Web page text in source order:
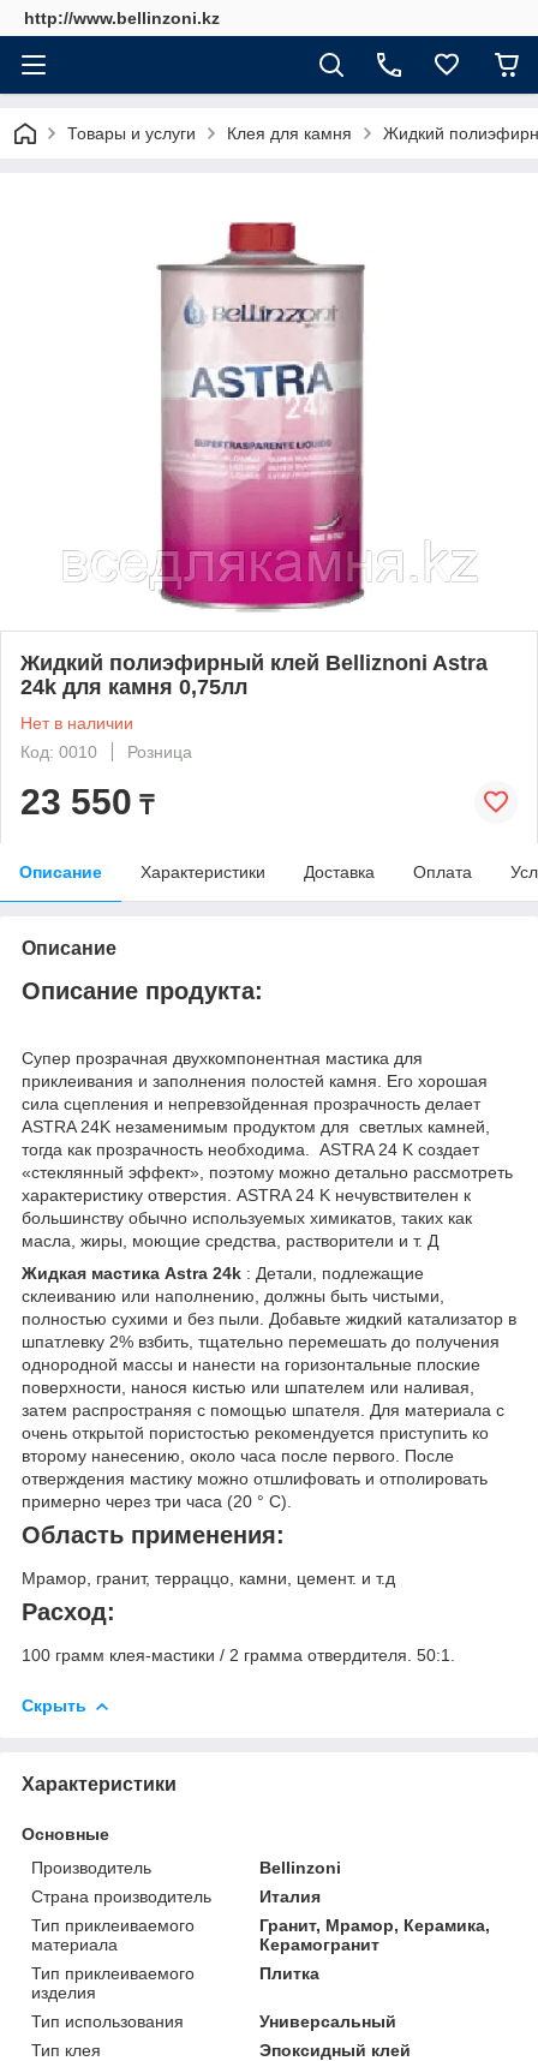
http://www.bellinzoni.kz
Товары и услуги Клея для камня Жидкий
Жидкий полиэфирный клей Belliznoni Astra
24k для камня 0,75лл
Нет в наличии
Код: 0010
Розница
23 550 ₸
Описание Характеристики Доставка Оплата
Описание
Описание продукта:
Супер прозрачная двухкомпонентная мастика для
приклеивания и заполнения полостей камня. Его хорошая
сила сцепления и непревзойденная прозрачность делает
ASTRA 24K незаменимым продуктом для светлых камней,
тогда как прозрачность необходима. ASTRA 24 K создает
«стеклянный эффект», поэтому можно детально рассмотреть
характеристику отверстия. ASTRA 24 K нечувствителен к
большинству обычно используемых химикатов, таких как
масла, жиры, моющие средства, растворители и т. Д
Жидкая мастика Astra 24k : Детали, подлежащие
склеиванию или наполнению, должны быть чистыми,
полностью сухими и без пыли. Добавьте жидкий катализатор в
шпатлевку 2% взбить, тщательно перемешать до получения
однородной массы и нанести на горизонтальные плоские
поверхности, нанося кистью или шпателем или наливая,
затем распространяя с помощью шпателя. Для материала с
очень открытой пористостью рекомендуется приступить ко
второму нанесению, около часа после первого. После
отверждения мастику можно отшлифовать и отполировать
примерно через три часа (20 ° C).
Область применения:
Мрамор, гранит, терраццо, камни, цемент. и т.д
Расход:
100 грамм клея-мастики / 2 грамма отвердителя. 50:1.
Скрыть
Характеристики
Основные
Производитель
Bellinzoni
Страна производитель
Италия
Тип приклеиваемого
материала
Гранит, Мрамор, Керамика,
Керамогранит
Тип приклеиваемого
изделия
Плитка
Тип использования
Универсальный
Тип клея
Эпоксидный клей